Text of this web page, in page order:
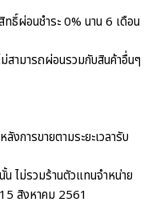
ธิ์ผ่อนชำระ 0% นาน 6 เดือน
ม่สามารถผ่อนรวมกับสินค้าอื่นๆ
งการขายตามระยะเวลารับ
น ไม่รวมร้านตัวแทนจำหน่าย
สิงหาคม 2561